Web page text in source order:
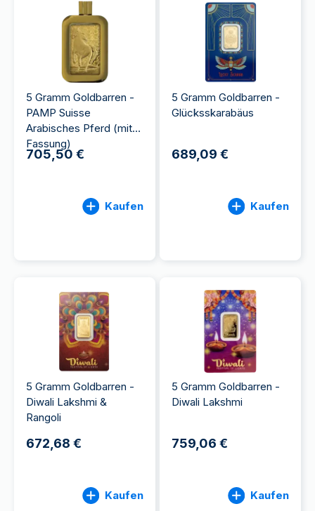
5 Gramm Goldbarren -
PAMP Suisse
Arabisches Pferd (mit
Fassung)
705,50 €
Kaufen
5 Gramm Goldbarren -
Glücksskarabäus
689,09 €
Kaufen
5 Gramm Goldbarren -
Diwali Lakshmi &
Rangoli
672,68 €
Kaufen
5 Gramm Goldbarren -
Diwali Lakshmi
759,06 €
Kaufen